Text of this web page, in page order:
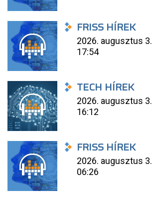
FRISS HÍREK
2026. augusztus 3.
17:54
TECH HÍREK
2026. augusztus 3.
16:12
FRISS HÍREK
2026. augusztus 3.
06:26